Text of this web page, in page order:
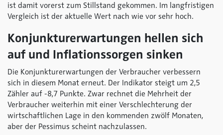
ist damit vorerst zum Stillstand gekommen. Im langfristigen
Vergleich ist der aktuelle Wert nach wie vor sehr hoch.
Konjunkturerwartungen hellen sich
auf und Inflationssorgen sinken
Die Konjunkturerwartungen der Verbraucher verbessern
sich in diesem Monat erneut. Der Indikator steigt um 2,5
Zähler auf -8,7 Punkte. Zwar rechnet die Mehrheit der
Verbraucher weiterhin mit einer Verschlechterung der
wirtschaftlichen Lage in den kommenden zwölf Monaten,
aber der Pessimus scheint nachzulassen.